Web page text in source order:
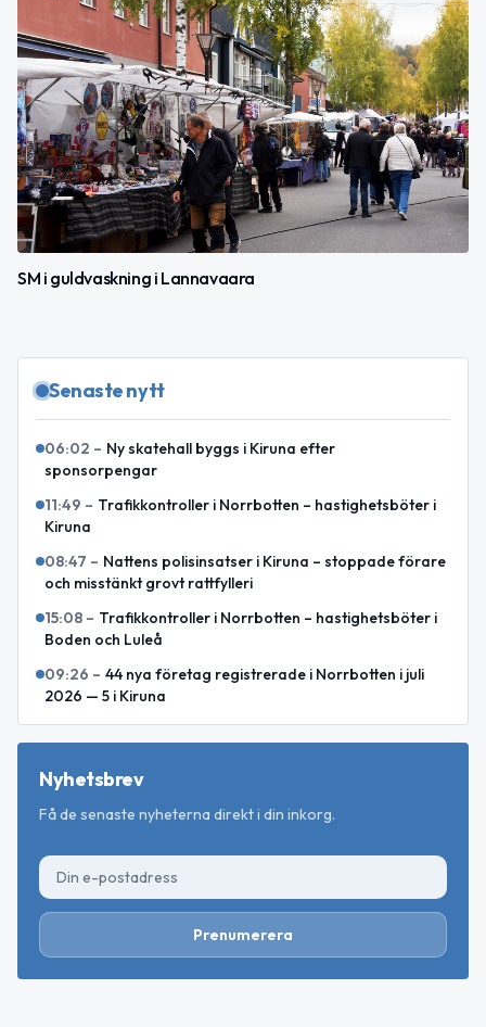
SM i guldvaskning i Lannavaara
Senaste nytt
06:02 – Ny skatehall byggs i Kiruna efter
sponsorpengar
11:49 – Trafikkontroller i Norrbotten – hastighetsböter i
Kiruna
08:47 – Nattens polisinsatser i Kiruna – stoppade förare
och misstänkt grovt rattfylleri
15:08 – Trafikkontroller i Norrbotten – hastighetsböter i
Boden och Luleå
09:26 – 44 nya företag registrerade i Norrbotten i juli
2026 — 5 i Kiruna
Nyhetsbrev
Få de senaste nyheterna direkt i din inkorg.
Prenumerera